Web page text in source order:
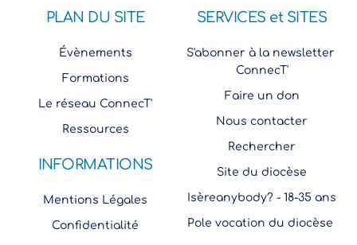
PLAN DU SITE
Évènements
Formations
Le réseau ConnecT'
Ressources
INFORMATIONS
Mentions Légales
Confidentialité
SERVICES et SITES
S'abonner à la newsletter
ConnecT'
Faire un don
Nous contacter
Rechercher
Site du diocèse
Isèreanybody? - 18-35 ans
Pole vocation du diocèse